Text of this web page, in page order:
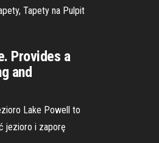
Tapety na Pulpit
Provides a
and
Lake Powell to
jezioro i zaporę